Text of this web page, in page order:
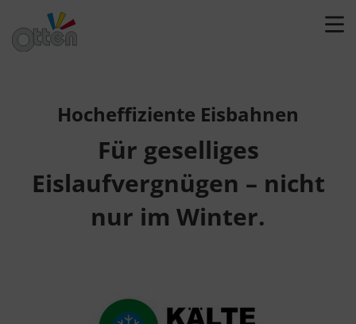
Hocheffiziente Eisbahnen
Für geselliges
Eislaufvergnügen – nicht
nur im Winter.